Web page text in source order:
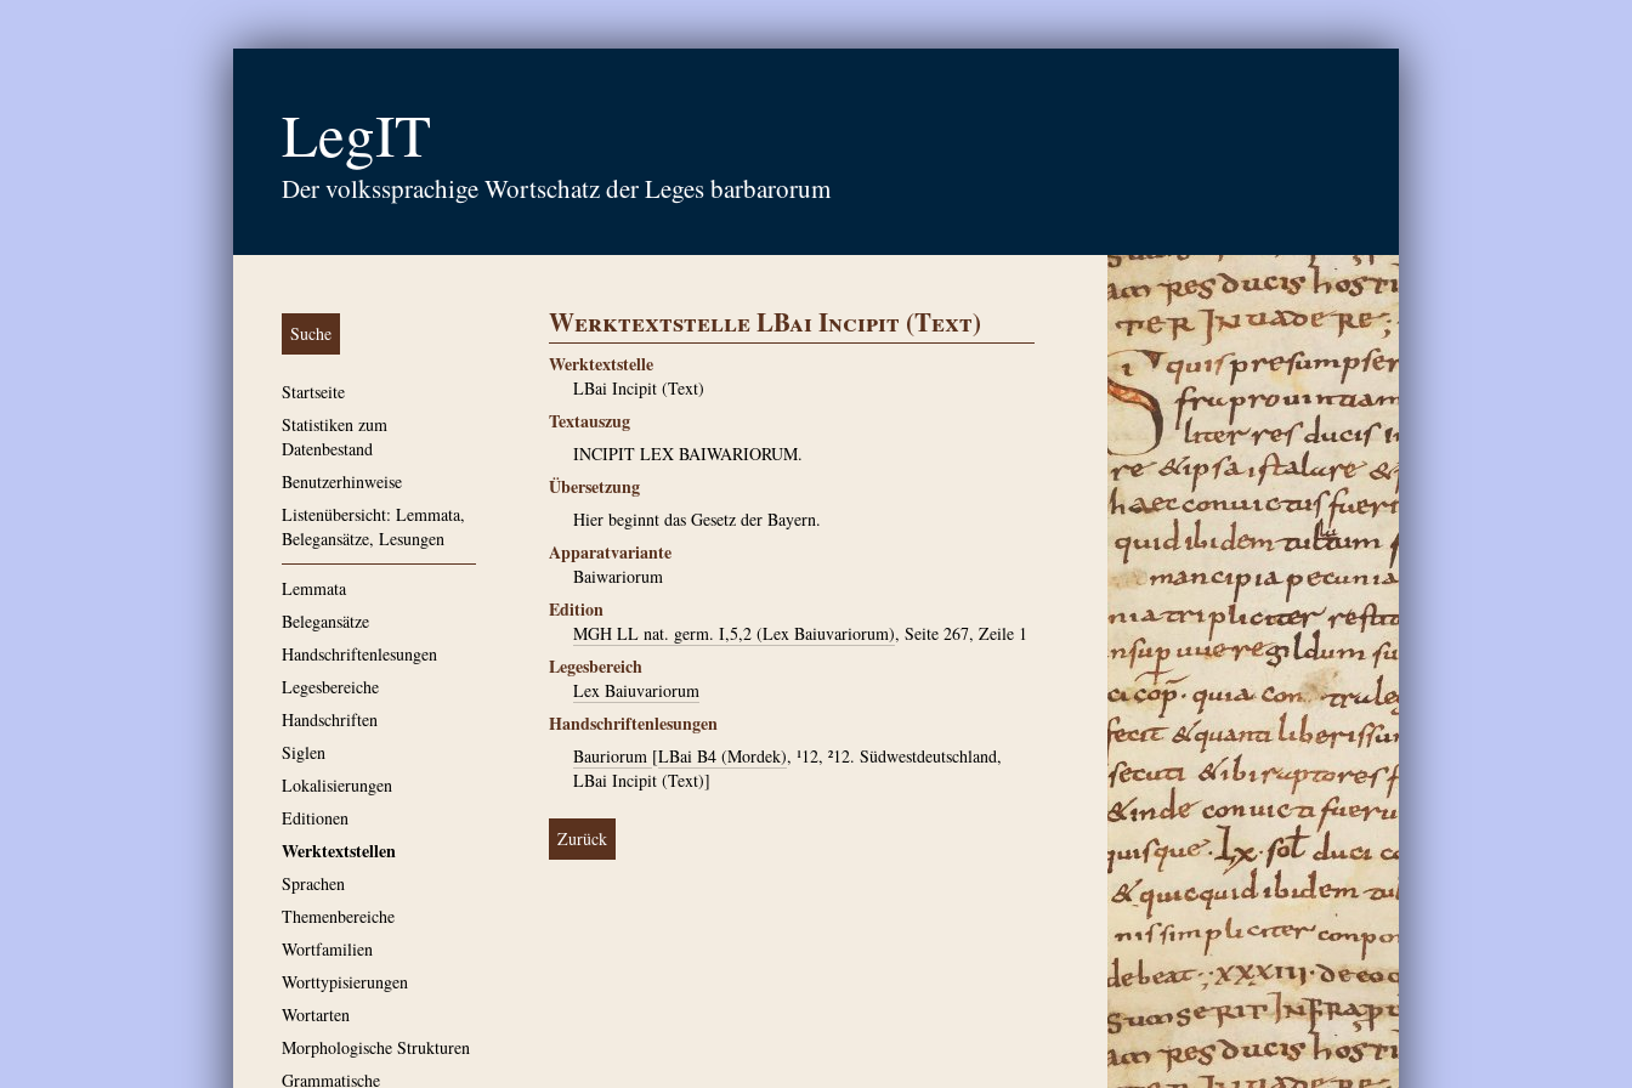
LegIT
Der volkssprachige Wortschatz der Leges barbarorum
Suche
Startseite
Statistiken zum
Datenbestand
Benutzerhinweise
Listenübersicht: Lemmata,
Belegansätze, Lesungen
Lemmata
Belegansätze
Handschriftenlesungen
Legesbereiche
Handschriften
Siglen
Lokalisierungen
Editionen
Werktextstellen
Sprachen
Themenbereiche
Wortfamilien
Worttypisierungen
Wortarten
Morphologische Strukturen
Grammatische
Werktextstelle LBai Incipit (Text)
Werktextstelle
LBai Incipit (Text)
Textauszug
INCIPIT LEX BAIWARIORUM.
Übersetzung
Hier beginnt das Gesetz der Bayern.
Apparatvariante
Baiwariorum
Edition
MGH LL nat. germ. I,5,2 (Lex Baiuvariorum), Seite 267, Zeile 1
Legesbereich
Lex Baiuvariorum
Handschriftenlesungen
Bauriorum [LBai B4 (Mordek), ¹12, ²12. Südwestdeutschland,
LBai Incipit (Text)]
Zurück